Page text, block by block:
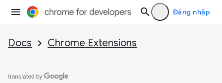
Đăng nhập
Docs Chrome Extensions